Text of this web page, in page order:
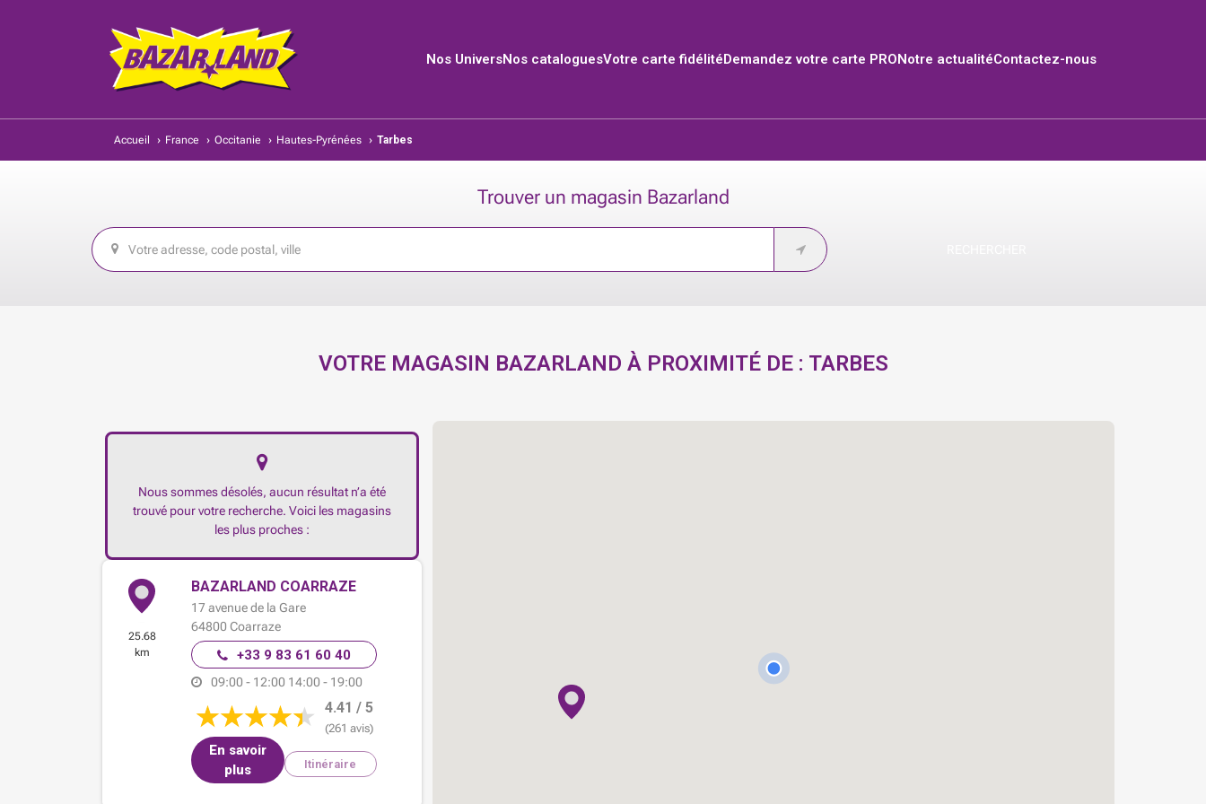
Nos UniversNos cataloguesVotre carte fidélitéDemandez votre carte PRONotre actualitéContactez-nous
Accueil › France › Occitanie › Hautes-Pyrénées › Tarbes
Trouver un magasin Bazarland
VOTRE MAGASIN BAZARLAND À PROXIMITÉ DE : TARBES
Nous sommes désolés, aucun résultat n’a été
trouvé pour votre recherche. Voici les magasins
les plus proches :
25.68
km
BAZARLAND COARRAZE
17 avenue de la Gare
64800 Coarraze
+33 9 83 61 60 40
09:00 - 12:00 14:00 - 19:00
4.41 / 5
(261 avis)
En savoir
plus
Itinéraire